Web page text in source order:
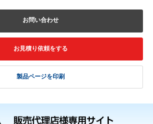
お問い合わせ
お見積り依頼をする
製品ページを印刷